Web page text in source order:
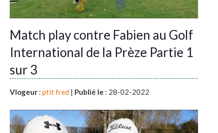
Match play contre Fabien au Golf
International de la Prèze Partie 1
sur 3
Vlogeur : ptit fred | Publié le : 28-02-2022